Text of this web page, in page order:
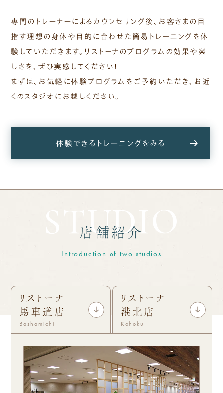
専門のトレーナーによるカウンセリング後、お客さまの目
指す理想の身体や目的に合わせた簡易トレーニングを体
験していただきます。リストーナのプログラムの効果や楽
しさを、ぜひ実感してください！
まずは、お気軽に体験プログラムをご予約いただき、お近
くのスタジオにお越しください。
体験できるトレーニングをみる
STUDIO
店舗紹介
Introduction of two studios
リストーナ
馬車道店
Bashamichi
リストーナ
港北店
Kohoku
トレーナー紹介
Trainer